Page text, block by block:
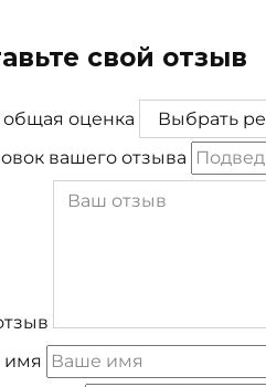
свой отзыв
оценка
вашего отзыва